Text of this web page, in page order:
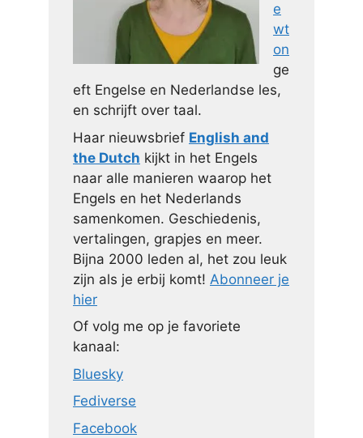
e
wt
on
ge
eft Engelse en Nederlandse les,
en schrijft over taal.
Haar nieuwsbrief English and
the Dutch kijkt in het Engels
naar alle manieren waarop het
Engels en het Nederlands
samenkomen. Geschiedenis,
vertalingen, grapjes en meer.
Bijna 2000 leden al, het zou leuk
zijn als je erbij komt! Abonneer je
hier
Of volg me op je favoriete
kanaal:
Bluesky
Fediverse
Facebook